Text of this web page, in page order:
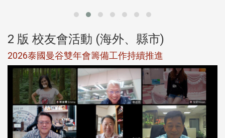
2 版 校友會活動 (海外、縣市)
2026泰國曼谷雙年會籌備工作持續推進